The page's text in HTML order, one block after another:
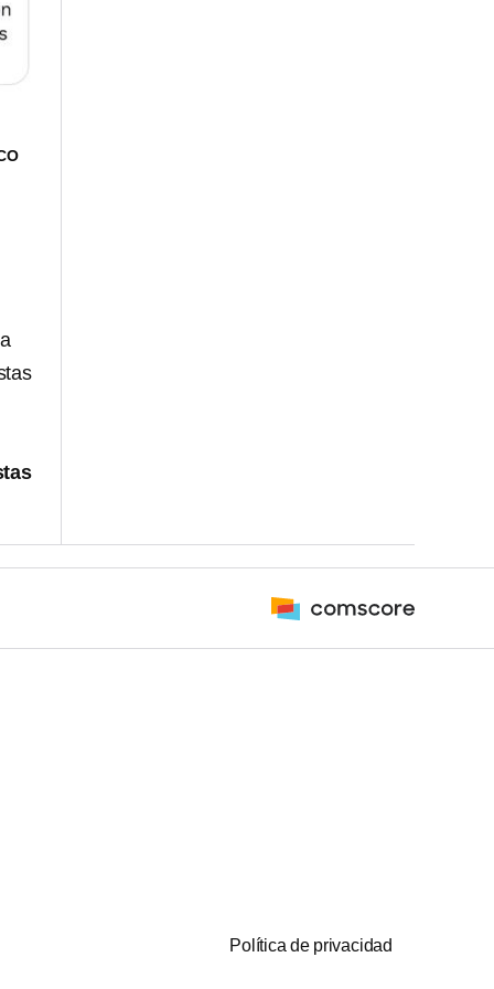
Política de privacidad